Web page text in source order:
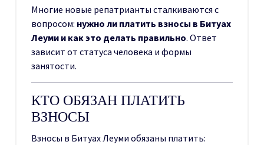
Многие новые репатрианты сталкиваются с
вопросом: нужно ли платить взносы в Битуах
Леуми и как это делать правильно. Ответ
зависит от статуса человека и формы
занятости.
КТО ОБЯЗАН ПЛАТИТЬ
ВЗНОСЫ
Взносы в Битуах Леуми обязаны платить: